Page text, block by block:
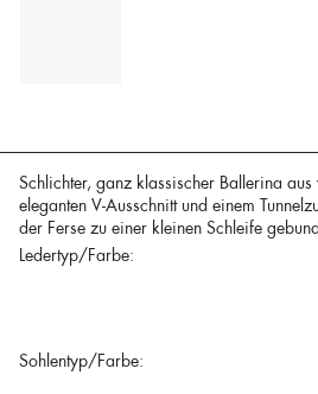
Schlichter, ganz klassischer Ballerina
eleganten V-Ausschnitt und einem
der Ferse zu einer kleinen Schleife
Ledertyp/Farbe:
Sohlentyp/Farbe: